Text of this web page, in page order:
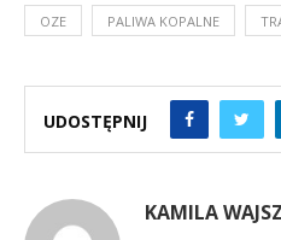
OZE PALIWA KOPALNE
UDOSTĘPNIJ
KAMILA